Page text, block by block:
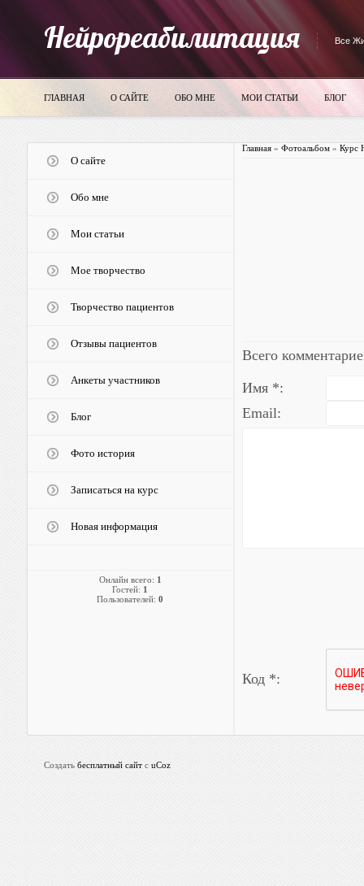
Нейрореабилитация Все
ГЛАВНАЯ О САЙТЕ ОБО МНЕ МОИ СТАТЬИ БЛОГ
О сайте
Обо мне
Мои статьи
Мое творчество
Творчество пациентов
Отзывы пациентов
Анкеты участников
Блог
Фото история
Записаться на курс
Новая информация
Онлайн всего: 1
Гостей: 1
Пользователей: 0
Главная» Фотоальбом» Курс
Всего
Имя *:
Email:
Код *:
Создать бесплатный сайт с uCoz